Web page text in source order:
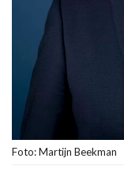
Foto: Martijn Beekman